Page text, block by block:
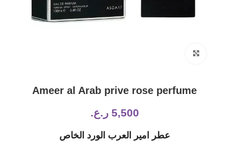
Ameer al Arab prive rose perfume
5,500 ر.ع.
عطر امير العرب الورد الخاص